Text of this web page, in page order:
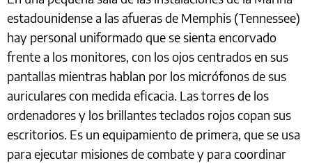
estadounidense a las afueras de Memphis (Tennessee)
hay personal uniformado que se sienta encorvado
frente a los monitores, con los ojos centrados en sus
pantallas mientras hablan por los micrófonos de sus
auriculares con medida eficacia. Las torres de los
ordenadores y los brillantes teclados rojos copan sus
escritorios. Es un equipamiento de primera, que se usa
para ejecutar misiones de combate y para coordinar